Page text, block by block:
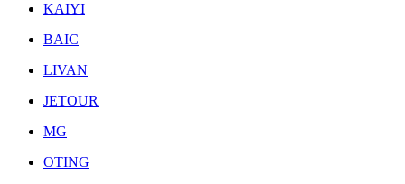
KAIYI
BAIC
LIVAN
JETOUR
MG
OTING